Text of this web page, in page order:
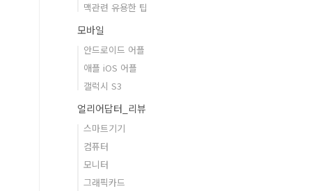
맥관련 유용한 팁
모바일
안드로이드 어플
애플 iOS 어플
갤럭시 S3
얼리어답터_리뷰
스마트기기
컴퓨터
모니터
그래픽카드